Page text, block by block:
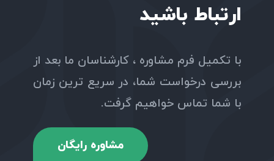
ارتباط باشید
با تکمیل فرم مشاوره ، کارشناسان ما بعد از
بررسی درخواست شما، در سریع ترین زمان
با شما تماس خواهیم گرفت.
مشاوره رایگان